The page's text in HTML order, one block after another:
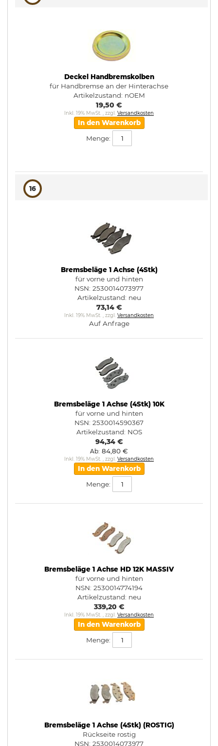
Deckel Handbremskolben
für Handbremse an der Hinterachse
Artikelzustand: nOEM
19,50 €
Inkl. 19% MwSt. , zzgl. Versandkosten
In den Warenkorb
Menge:
16
Bremsbeläge 1 Achse (4Stk)
für vorne und hinten
NSN: 2530014073977
Artikelzustand: neu
73,14 €
Inkl. 19% MwSt. , zzgl. Versandkosten
Auf Anfrage
Bremsbeläge 1 Achse (4Stk) 10K
für vorne und hinten
NSN: 2530014590367
Artikelzustand: NOS
94,34 €
Ab 84,80 €
Inkl. 19% MwSt. , zzgl. Versandkosten
In den Warenkorb
Menge:
Bremsbeläge 1 Achse HD 12K MASSIV
für vorne und hinten
NSN: 2530014774194
Artikelzustand: neu
339,20 €
Inkl. 19% MwSt. , zzgl. Versandkosten
In den Warenkorb
Menge:
Bremsbeläge 1 Achse (4Stk) (ROSTIG)
Rückseite rostig
NSN: 2530014073977